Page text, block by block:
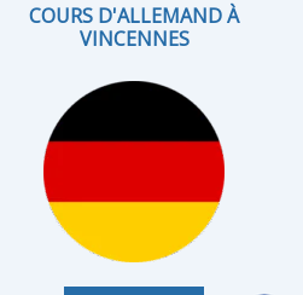
COURS D'ALLEMAND À
VINCENNES